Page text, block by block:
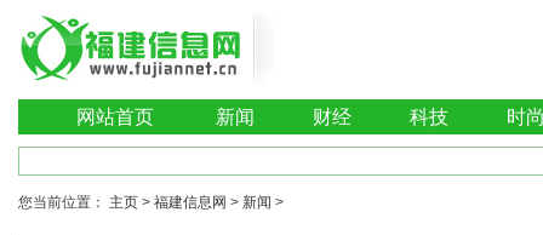
网站首页 新闻 财经 科技 时
您当前位置： 主页 > 福建信息网 > 新闻 >